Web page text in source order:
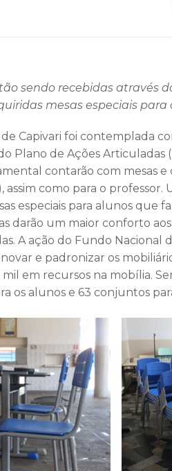
sendo recebidas através
mesas especiais para
Capivari foi contemplada
Plano de Ações Articuladas
contarão com mesas
assim como para o
especiais para alunos que
darão um maior conforto
A ação do Fundo Nacional
e padronizar os
mil em recursos na mobília.
os alunos e 63 conjuntos